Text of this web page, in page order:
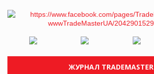
ЖУРНАЛ TRADEMASTER